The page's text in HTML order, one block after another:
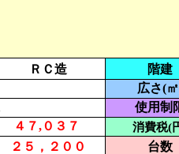
ＲＣ造 階建
広さ(
使用制
４７,０３７ 消費税(
２５，２００ 台数